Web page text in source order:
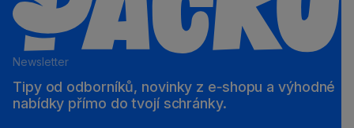
Newsletter
Tipy od odborníků, novinky z e‑shopu a výhodné
nabídky přímo do tvojí schránky.